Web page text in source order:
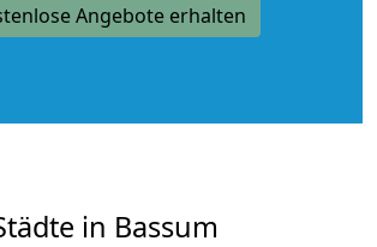
Angebote erhalten
in Bassum